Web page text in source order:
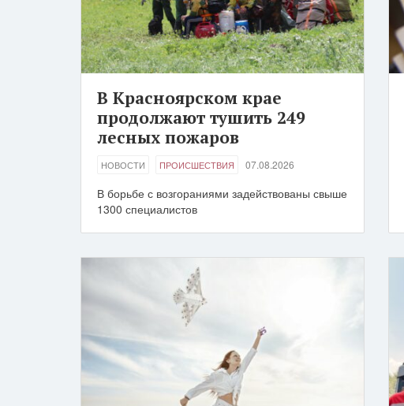
В Красноярском крае
продолжают тушить 249
лесных пожаров
НОВОСТИ ПРОИСШЕСТВИЯ 07.08.2026
В борьбе с возгораниями задействованы свыше
1300 специалистов